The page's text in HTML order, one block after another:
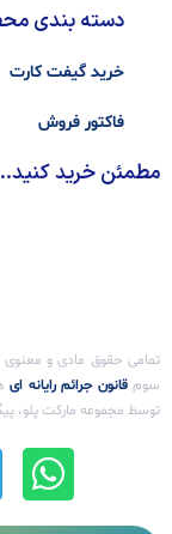
دسته بندی
خرید گیفت کارت
فاکتور فروش
مطمئن خرید
سوم ‌قانون جرائم رایانه ای
توسط مجموعه مارکت پلو،